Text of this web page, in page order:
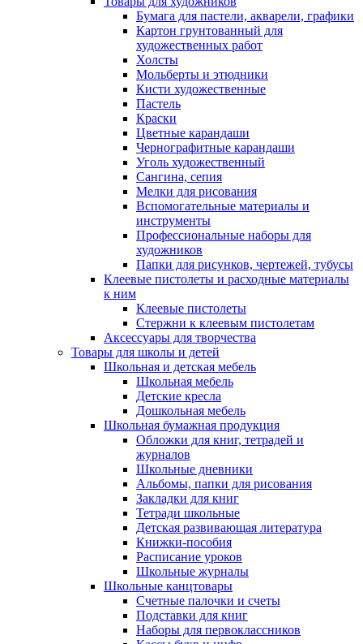
Бумага для пастели, акварели, графики
Картон грунтованный для
художественных работ
Холсты
Мольберты и этюдники
Кисти художественные
Пастель
Краски
Цветные карандаши
Чернографитные карандаши
Уголь художественный
Сангина, сепия
Мелки для рисования
Вспомогательные материалы и
инструменты
Профессиональные наборы для
художников
Папки для рисунков, чертежей, тубусы
Клеевые пистолеты и расходные материалы
к ним
Клеевые пистолеты
Стержни к клеевым пистолетам
Аксессуары для творчества
Товары для школы и детей
Школьная и детская мебель
Школьная мебель
Детские кресла
Дошкольная мебель
Школьная бумажная продукция
Обложки для книг, тетрадей и
журналов
Школьные дневники
Альбомы, папки для рисования
Закладки для книг
Тетради школьные
Детская развивающая литература
Книжки-пособия
Расписание уроков
Школьные журналы
Школьные канцтовары
Счетные палочки и счеты
Подставки для книг
Наборы для первоклассников